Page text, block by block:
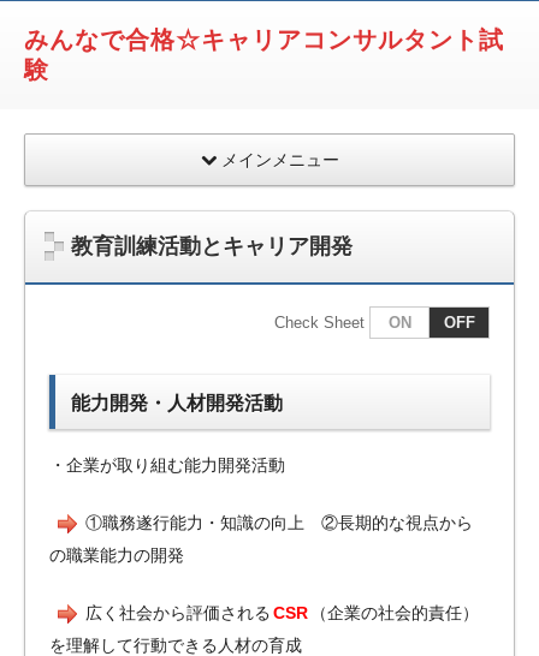
みんなで合格☆キャリアコンサルタント試
験
メインメニュー
教育訓練活動とキャリア開発
Check Sheet ON OFF
能力開発・人材開発活動
・企業が取り組む能力開発活動
①職務遂行能力・知識の向上 ②長期的な視点から
の職業能力の開発
広く社会から評価される CSR
（企業の社会的責任）
を理解して行動できる人材の育成